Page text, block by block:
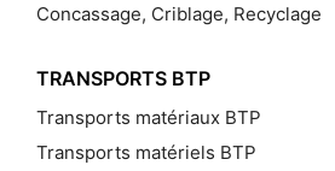
Concassage, Criblage, Recyclage
TRANSPORTS BTP
Transports matériaux BTP
Transports matériels BTP